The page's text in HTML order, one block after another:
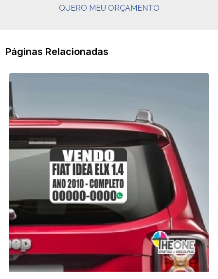
QUERO MEU ORÇAMENTO
Páginas Relacionadas